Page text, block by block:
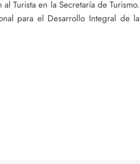
Turista en la Secretaría de Turismo.
para el Desarrollo Integral de la